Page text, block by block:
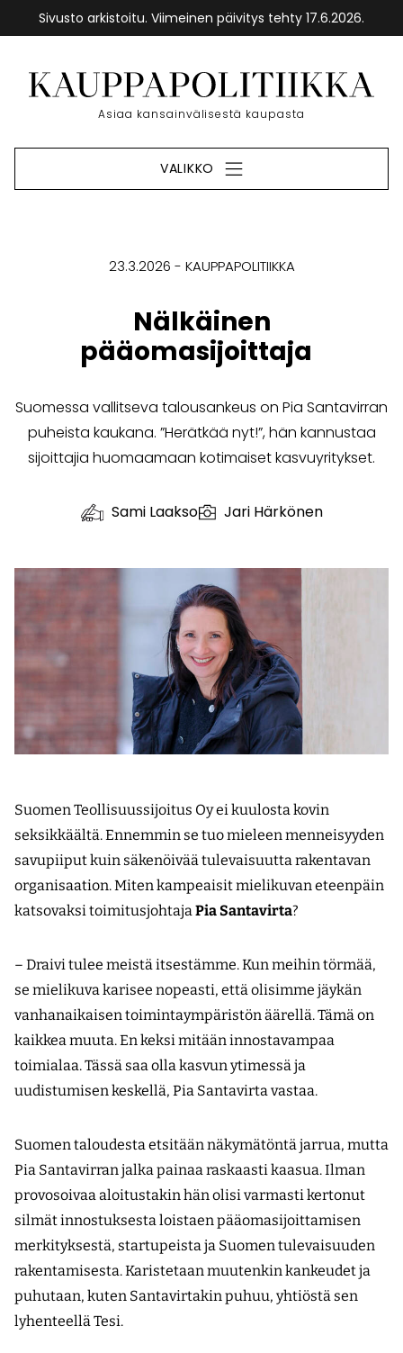
Sivusto arkistoitu. Viimeinen päivitys tehty 17.6.2026.
sisältöön
Etusivu
Asiaa kansainvälisestä kaupasta
VALIKKO
23.3.2026 KAUPPAPOLITIIKKA
Nälkäinen
pääomasijoittaja
Suomessa vallitseva talousankeus on Pia Santavirran
puheista kaukana. ”Herätkää nyt!”, hän kannustaa
sijoittajia huomaamaan kotimaiset kasvuyritykset.
Sami Laakso Jari Härkönen
Suomen Teollisuussijoitus Oy ei kuulosta kovin
seksikkäältä. Ennemmin se tuo mieleen menneisyyden
savupiiput kuin säkenöivää tulevaisuutta rakentavan
organisaation. Miten kampeaisit mielikuvan eteenpäin
katsovaksi toimitusjohtaja Pia Santavirta?
– Draivi tulee meistä itsestämme. Kun meihin törmää,
se mielikuva karisee nopeasti, että olisimme jäykän
vanhanaikaisen toimintaympäristön äärellä. Tämä on
kaikkea muuta. En keksi mitään innostavampaa
toimialaa. Tässä saa olla kasvun ytimessä ja
uudistumisen keskellä, Pia Santavirta vastaa.
Suomen taloudesta etsitään näkymätöntä jarrua, mutta
Pia Santavirran jalka painaa raskaasti kaasua. Ilman
provosoivaa aloitustakin hän olisi varmasti kertonut
silmät innostuksesta loistaen pääomasijoittamisen
merkityksestä, startupeista ja Suomen tulevaisuuden
rakentamisesta. Karistetaan muutenkin kankeudet ja
puhutaan, kuten Santavirtakin puhuu, yhtiöstä sen
lyhenteellä Tesi.